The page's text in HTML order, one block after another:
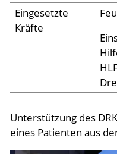
Archiv 2021
Archiv 2016
Archiv 2015
Eingesetzte
Kräfte
Unterstützung des
eines Patienten aus